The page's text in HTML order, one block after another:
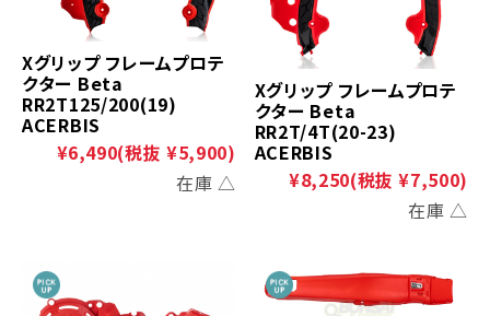
Xグリップ フレームプロテ
クター Beta
RR2T125/200(19)
ACERBIS
¥6,490(税抜 ¥5,900)
在庫 △
Xグリップ フレームプロテ
クター Beta
RR2T/4T(20-23)
ACERBIS
¥8,250(税抜 ¥7,500)
在庫 △